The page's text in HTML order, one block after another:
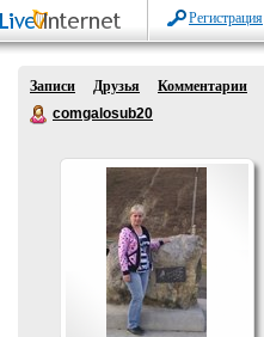
Регистрация
Записи Друзья
Комментарии
comgalosub20